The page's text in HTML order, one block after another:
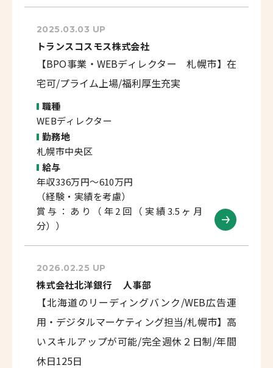
2025.03.03 UP
トランスコスモス株式会社
【BPO事業・WEBディレクター 札幌市】在
宅可/プライム上場/福利厚生充実
職種
WEBディレクター
勤務地
札幌市中央区
給与
年収336万円～610万円
（経験・実績を考慮）
賞与：あり（年2回（実績3.5ヶ月
分））
2026.02.25 UP
株式会社北洋銀行 人事部
【北海道のリーディングバンク/WEB広告運
用・デジタルマーケティング担当/札幌市】高
いスキルアップが可能/完全週休２日制/年間
休日125日